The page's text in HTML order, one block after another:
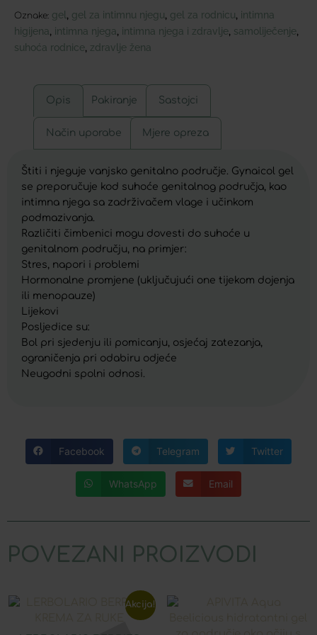
Oznake: gel gel za intimnu njegu gel za rodnicu intimna
higijena intimna njega intimna njega i zdravlje samoliječenje
suhoća rodnice zdravlje žena
Opis Pakiranje Sastojci
Način uporabe Mjere opreza
Štiti i njeguje vanjsko genitalno područje. Gynaicol gel
se preporučuje kod suhoće genitalnog područja, kao
intimna njega sa zadrživačem vlage i učinkom
podmazivanja.
Različiti čimbenici mogu dovesti do suhoće u
genitalnom području, na primjer:
Stres, napori i problemi
Hormonalne promjene (uključujući one tijekom dojenja
ili menopauze)
Lijekovi
Posljedice su:
Bol pri sjedenju ili pomicanju, osjećaj zatezanja,
ograničenja pri odabiru odjeće
Neugodni spolni odnosi.
Facebook Telegram Twitter
WhatsApp Email
POVEZANI PROIZVODI
Akcija!